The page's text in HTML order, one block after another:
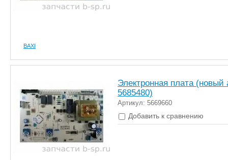
BAXI
Электронная плата (новый
5685480)
Артикул: 5669660
Добавить к сравнению